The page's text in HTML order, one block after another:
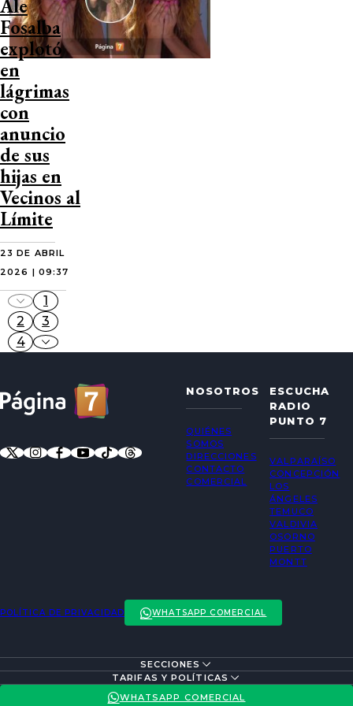
Ale
Fosalba
explotó
en
lágrimas
con
anuncio
de sus
hijas en
Vecinos al
Límite
23 DE ABRIL
2026 | 09:37
1
2
3
4
NOSOTROS
QUIÉNES
SOMOS
DIRECCIONES
CONTACTO
COMERCIAL
ESCUCHA
RADIO
PUNTO 7
VALPARAÍSO
CONCEPCIÓN
LOS
ÁNGELES
TEMUCO
VALDIVIA
OSORNO
PUERTO
MONTT
POLÍTICA DE PRIVACIDAD WHATSAPP COMERCIAL
SECCIONES
ACTUALIDAD
TARIFAS Y POLÍTICAS
POLÍTICA DE PRIVACIDAD
WHATSAPP COMERCIAL